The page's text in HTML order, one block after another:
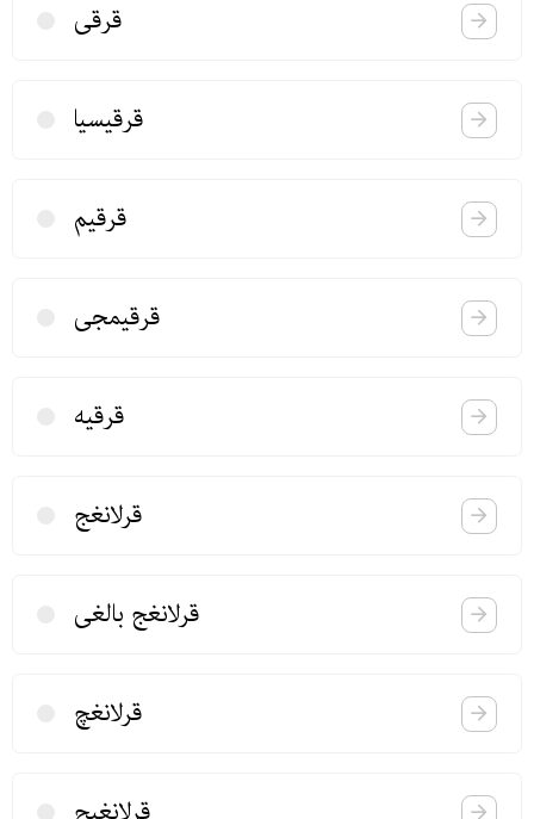
قرقی
قرقیسیا
قرقیم
قرقیمجی
قرقیه
قرلانغج
قرلانغج بالغی
قرلانغچ